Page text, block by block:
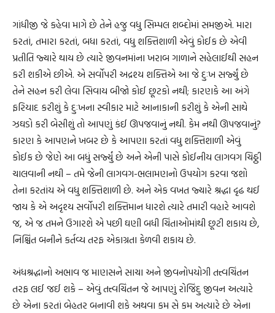
ગાંધીજી જે કહેવા માગે છે તેને હજુ વધુ સિમ્પલ શબ્દોમાં સમજીએ. મારા
કરતાં, તમારા કરતાં, બધા કરતાં, વધુ શક્તિશાળી એવું કોઈક છે એવી
પ્રતીતિ જ્યારે થાય છે ત્યારે જીવનમાંના ખરાબ ગાળાને સહેલાઈથી સહન
કરી શકીએ છીએ. એ સર્વોપરી અદ્રશ્ય શક્તિએ આ જે દુઃખ સર્જ્યું છે
તેને સહન કરી લેવા સિવાય બીજો કોઈ છૂટકો નથી; કારણકે આ અંગે
ફરિયાદ કરીશું કે દુઃખના સ્વીકાર માટે આનાકાની કરીશું કે એની સાથે
ઝઘડો કરી બેસીશું તો આપણું કંઈ ઊપજવાનું નથી. કેમ નથી ઊપજવાનું?
કારણ કે આપણને ખબર છે કે આપણા કરતાં વધુ શક્તિશાળી એવું
કોઈક છે જેણે આ બધું સર્જ્યું છે અને એની પાસે કોઈનીય લાગવગ ચિઠ્ઠી
ચાલવાની નથી – તમે જેની લાગવગ-ભલામણનો ઉપયોગ કરવા જશો
તેના કરતાંય એ વધુ શક્તિશાળી છે. અને એક વખત જ્યારે શ્રદ્ધા દૃઢ થઈ
જાય કે એ અદૃશ્ય સર્વોપરી શક્તિમાન ધારશે ત્યારે તમારી વહારે આવશે
જ, એ જ તમને ઉગારશે એ પછી ઘણી બધી ચિંતાઓમાંથી છૂટી શકાય છે,
નિશ્ચિંત બનીને કર્તવ્ય તરફ એકાગ્રતા કેળવી શકાય છે.
અંધશ્રદ્ધાનો અભાવ જ માણસને સાચા અને જીવનોપયોગી તત્ત્વચિંતન
તરફ લઈ જઈ શકે – એવું તત્ત્વચિંતન જે આપણું રોજિંદુ જીવન અત્યારે
છે એના કરતાં બેહતર બનાવી શકે અથવા કમ સે કમ અત્યારે છે એના